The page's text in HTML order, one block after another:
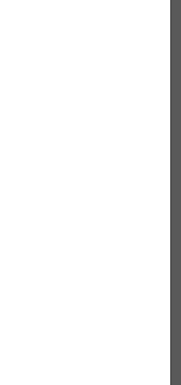
zboží se